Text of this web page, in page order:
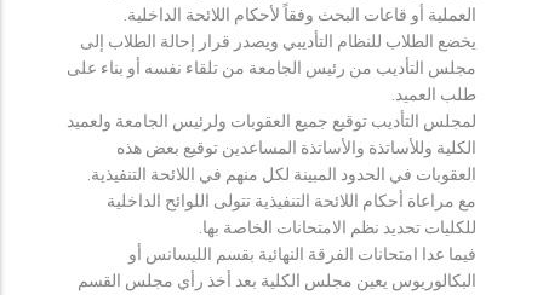
العملية أو قاعات البحث وفقاً لأحكام اللائحة الداخلية.
يخضع الطلاب للنظام التأديبي ويصدر قرار إحالة الطلاب إلى
مجلس التأديب من رئيس الجامعة من تلقاء نفسه أو بناء على
طلب العميد.
لمجلس التأديب توقيع جميع العقوبات ولرئيس الجامعة ولعميد
الكلية وللأساتذة والأساتذة المساعدين توقيع بعض هذه
العقوبات في الحدود المبينة لكل منهم في اللائحة التنفيذية.
مع مراعاة أحكام اللائحة التنفيذية تتولى اللوائح الداخلية
للكليات تحديد نظم الامتحانات الخاصة بها.
فيما عدا امتحانات الفرقة النهائية بقسم الليسانس أو
البكالوريوس يعين مجلس الكلية بعد أخذ رأي مجلس القسم